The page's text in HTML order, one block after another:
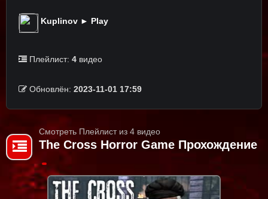
Kuplinov ► Play
Плейлист: 4 видео
Обновлён: 2023-11-01 17:59
Смотреть Плейлист из 4 видео
The Cross Horror Game Прохождение